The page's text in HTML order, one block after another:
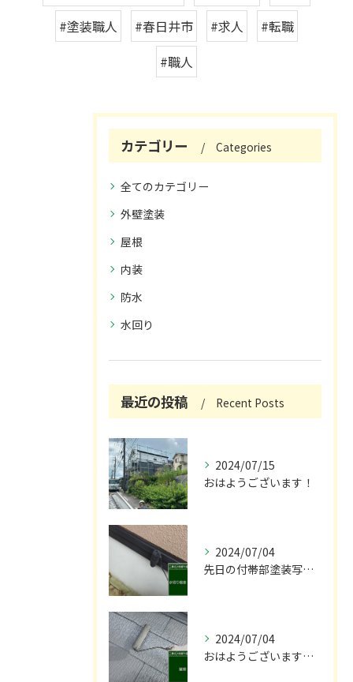
#塗装職人 #春日井市 #求人
#転職
#職人
カテゴリー Categories
全てのカテゴリー
外壁塗装
屋根
内装
防水
水回り
最近の投稿 Recent Posts
2024/07/15
おはようございます！
2024/07/04
先日の付帯部塗装写真です！😌
2024/07/04
おはようございます🌞！